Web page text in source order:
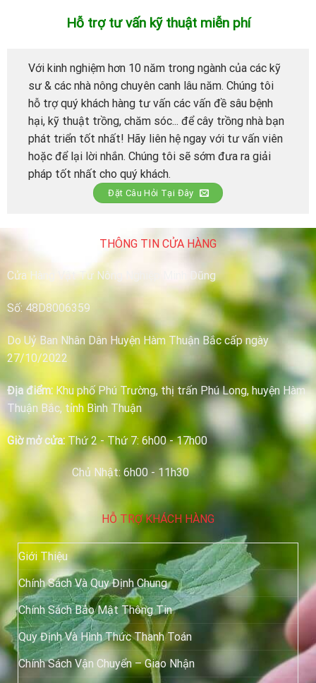
Hỗ trợ tư vấn kỹ thuật miễn phí
Với kinh nghiệm hơn 10 năm trong ngành của các kỹ
sư & các nhà nông chuyên canh lâu năm. Chúng tôi
hỗ trợ quý khách hàng tư vấn các vấn đề sâu bệnh
hại, kỹ thuật trồng, chăm sóc... để cây trồng nhà bạn
phát triển tốt nhất! Hãy liên hệ ngay với tư vấn viên
hoặc để lại lời nhắn. Chúng tôi sẽ sớm đưa ra giải
pháp tốt nhất cho quý khách.
Đặt Câu Hỏi Tại Đây
THÔNG TIN CỬA HÀNG
Cửa Hàng Vật Tư Nông Nghiệp Minh Dũng
Số: 48D8006359
Do Uỷ Ban Nhân Dân Huyện Hàm Thuận Bắc cấp ngày
27/10/2022
Địa điểm:Khu phố Phú Trường, thị trấn Phú Long, huyện Hàm
Thuận Bắc, tỉnh Bình Thuận
Giờ mở cửa: Thứ 2 - Thứ 7: 6h00 - 17h00
Chủ Nhật: 6h00 - 11h30
HỖ TRỢ KHÁCH HÀNG
Giới Thiệu
Chính Sách Và Quy Định Chung
Chính Sách Bảo Mật Thông Tin
Quy Định Và Hình Thức Thanh Toán
Chính Sách Vận Chuyển – Giao Nhận